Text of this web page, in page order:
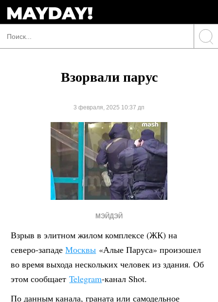
Взорвали парус
3 февраля, 2025 10:37 дп
МЭЙДЭЙ
Взрыв в элитном жилом комплексе (ЖК) на
северо-западеМосквы «Алые Паруса» произошел
во время выхода нескольких человек из здания. Об
этом сообщаетTelegram-канал Shot.
По данным канала, граната или самодельное